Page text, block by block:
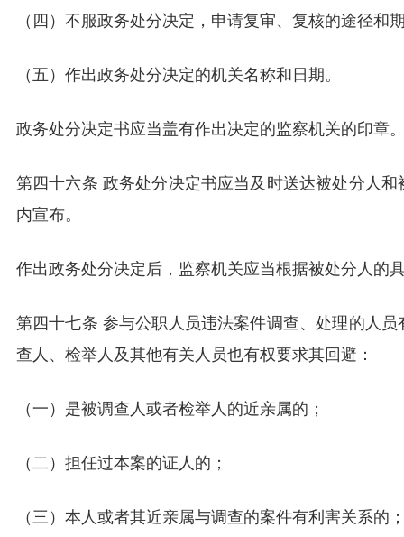
（四）不服政务处分决定，申请复审、复核的途径和
（五）作出政务处分决定的机关名称和日期。
政务处分决定书应当盖有作出决定的监察机关的印章
第四十六条 政务处分决定书应当及时送达被处分人
内宣布。
作出政务处分决定后，监察机关应当根据被处分人的
第四十七条 参与公职人员违法案件调查、处理的人
查人、检举人及其他有关人员也有权要求其回避：
（一）是被调查人或者检举人的近亲属的；
（二）担任过本案的证人的；
（三）本人或者其近亲属与调查的案件有利害关系的